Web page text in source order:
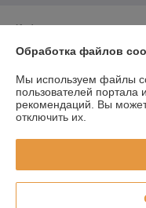
Информация для
Юридическое лицо:ООО
Регистрационный номер
УНП: 490499691
Регистрационный орган:
Местонахождение книги
Обработка файлов
Мы используем файлы
пользователей портала
рекомендаций. Вы
отключить их.